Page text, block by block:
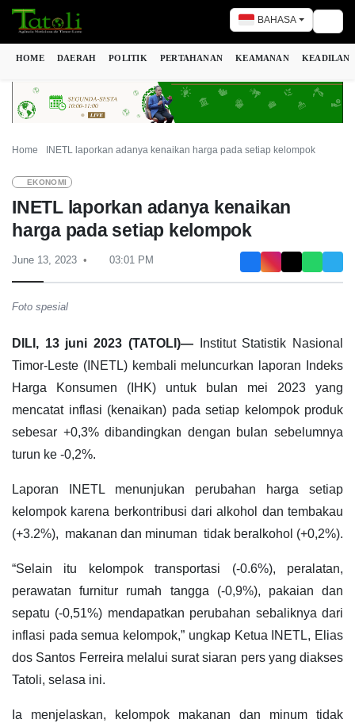
BAHASA
HOME DAERAH POLITIK PERTAHANAN KEAMANAN KEADILAN
Home INETL laporkan adanya kenaikan harga pada setiap kelompok
EKONOMI
INETL laporkan adanya kenaikan
harga pada setiap kelompok
June 13, 2023 03:01 PM
Foto spesial
DILI, 13 juni 2023 (TATOLI)—Institut Statistik Nasional
Timor-Leste (INETL) kembali meluncurkan laporan Indeks
Harga Konsumen (IHK) untuk bulan mei 2023 yang
mencatat inflasi (kenaikan) pada setiap kelompok produk
sebesar +0,3% dibandingkan dengan bulan sebelumnya
turun ke -0,2%.
Laporan INETL menunjukan perubahan harga setiap
kelompok karena berkontribusi dari alkohol dan tembakau
(+3.2%), makanan dan minuman tidak beralkohol (+0,2%).
“Selain itu kelompok transportasi (-0.6%), peralatan,
perawatan furnitur rumah tangga (-0,9%), pakaian dan
sepatu (-0,51%) mendapatkan perubahan sebaliknya dari
inflasi pada semua kelompok,” ungkap Ketua INETL, Elias
dos Santos Ferreira melalui surat siaran pers yang diakses
Tatoli, selasa ini.
Ia menjelaskan, kelompok makanan dan minum tidak